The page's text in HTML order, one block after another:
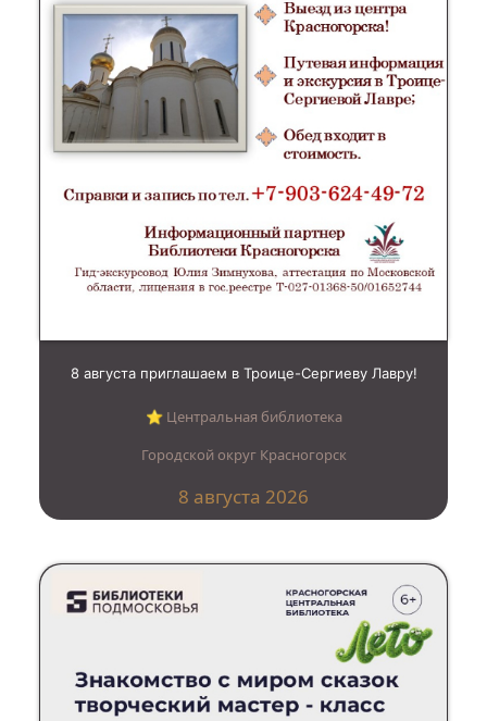
8 августа приглашаем в Троице-Сергиеву Лавру!
⭐︎ Центральная библиотека
Городской округ Красногорск
8 августа 2026